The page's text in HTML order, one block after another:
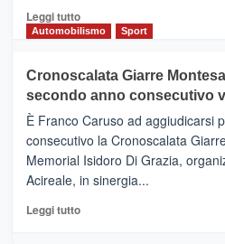
Gusto,
il
tra
sapori
vicoli
medievali
Leggi tuttoLeggi
di
Mondello
(Palermo)
–
“E
adesso
Pasta
–
Sicilia
Automobilismo Sport
Cronoscalata Giarre
secondo anno consecutivo
È Franco Caruso ad aggiudicarsi
consecutivo la Cronoscalata
Memorial Isidoro Di Grazia,
Acireale, in sinergia...
Leggi tuttoLeggi